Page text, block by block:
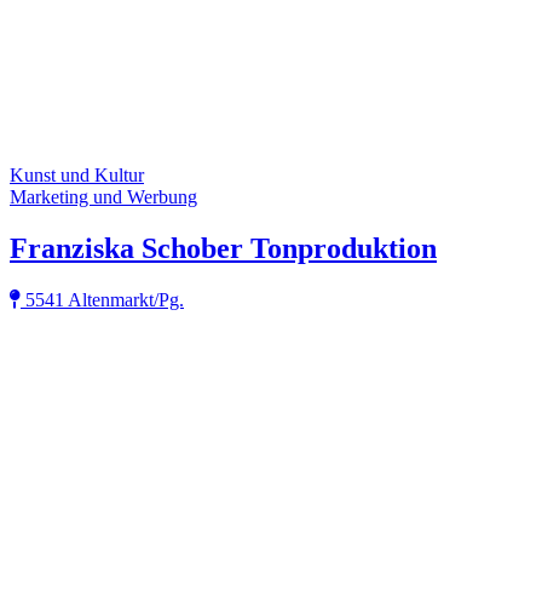
Kunst und Kultur
Marketing und Werbung
Franziska Schober Tonproduktion
5541 Altenmarkt/Pg.